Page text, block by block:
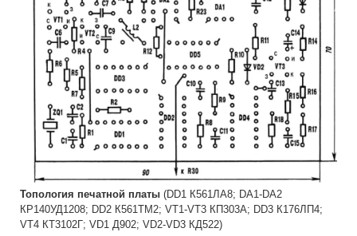
Топология печатной платы (DD1 К561ЛА8; DA1-DA2
КР140УД1208; DD2 К561ТМ2; VT1-VT3 КП303А; DD3 К176ЛП4;
VT4 КТ3102Г; VD1 Д902; VD2-VD3 КД522)